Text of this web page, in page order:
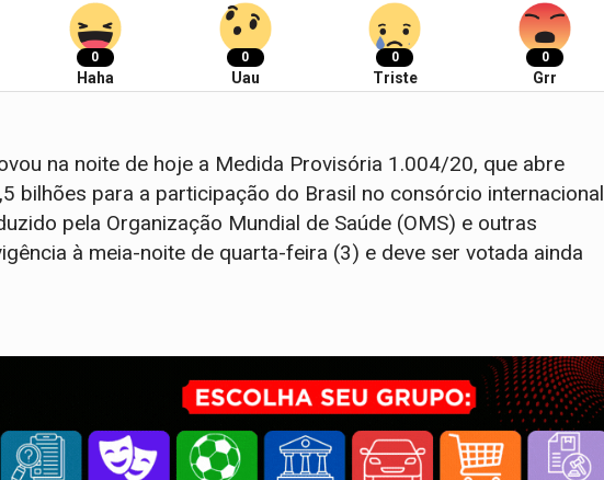
0
Haha
0
Uau
0
Triste
0
Grr
na noite de hoje a Medida Provisória 1.004/20, que abre
bilhões para a participação do Brasil no consórcio internacional
pela Organização Mundial de Saúde (OMS) e outras
à meia-noite de quarta-feira (3) e deve ser votada ainda